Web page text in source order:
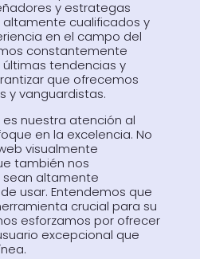
y estrategas
cualificados y
en el campo del
constantemente
tendencias y
que ofrecemos
y vanguardistas.
nuestra atención al
en la excelencia. No
visualmente
también nos
altamente
usar. Entendemos que
crucial para su
esforzamos por ofrecer
excepcional que